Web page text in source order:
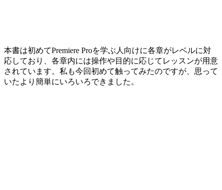
本書は初めてPremiere Proを学ぶ人向けに各章がレベルに対
応しており、各章内には操作や目的に応じてレッスンが用意
されています。私も今回初めて触ってみたのですが、思って
いたより簡単にいろいろできました。